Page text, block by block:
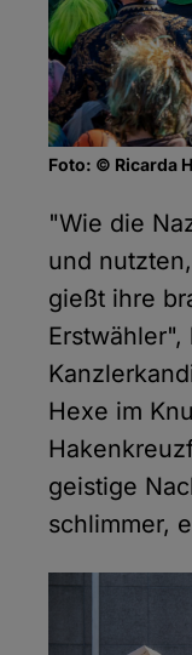
Foto: © Ricarda
"Wie die
und
gießt ihre
Hexe im
geistige
schlimmer,